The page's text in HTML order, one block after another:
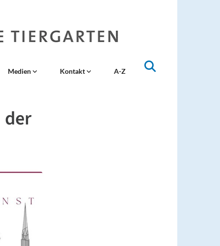
Medien Kontakt A-Z